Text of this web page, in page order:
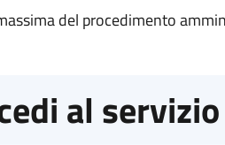
del procedimento
al servizio